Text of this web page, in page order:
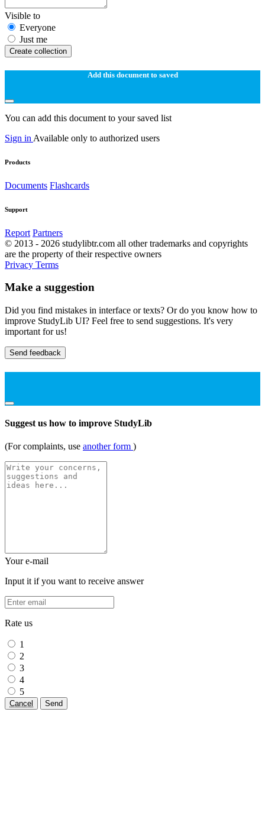
Visible to
Everyone
Just me
Create collection
Add this document to saved
You can add this document to your saved list
Sign in Available only to authorized users
Products
Documents Flashcards
Support
Report Partners
© 2013 - 2026 studylibtr.com all other trademarks and copyrights
are the property of their respective owners
Privacy Terms
Make a suggestion
Did you find mistakes in interface or texts? Or do you know how to
improve StudyLib UI? Feel free to send suggestions. It's very
important for us!
Send feedback
Suggest us how to improve StudyLib
(For complaints, use another form )
Your e-mail
Input it if you want to receive answer
Rate us
1
2
3
4
5
Cancel Send